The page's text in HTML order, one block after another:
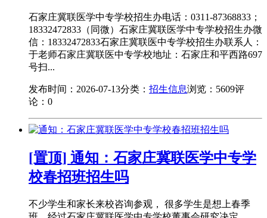
石家庄冀联医学中专学校招生办电话：0311-87368833；
18332472833（同微）石家庄冀联医学中专学校招生办微
信：18332472833石家庄冀联医中专学校招生办联系人：
于老师石家庄冀联医中专学校地址：石家庄和平西路697
号扫...
发布时间：2026-07-13分类： 招生信息浏览：5609评
论：0
[置顶] 通知：石家庄冀联医学中专学
校春招班招生吗
不少学生和家长来校咨询参观， 很多学生是想上春季